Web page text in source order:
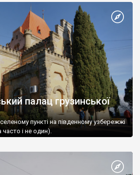
палац грузинської
пункті на південному узбережжі
часто і не один).